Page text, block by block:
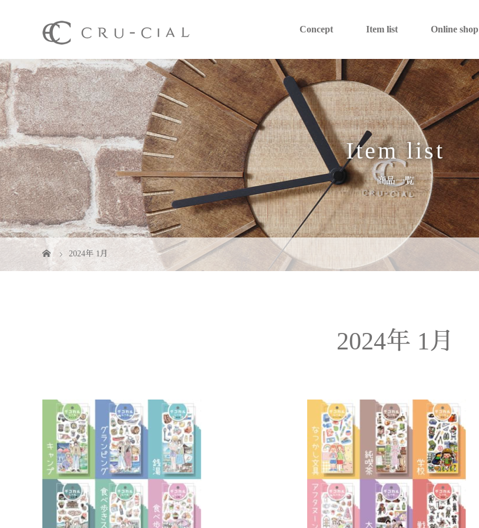
Concept Item list Online shop
Item list
商品一覧
2024年 1月
2024年 1月